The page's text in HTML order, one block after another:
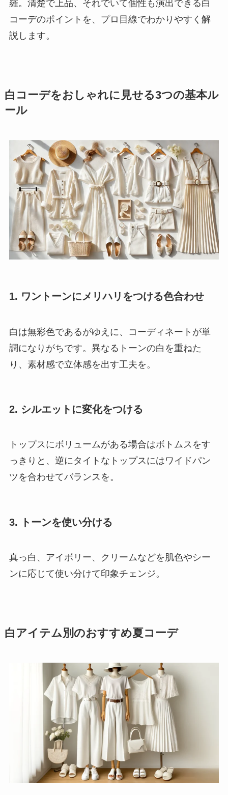
羅。清楚で上品、それでいて個性も演出できる白
コーデのポイントを、プロ目線でわかりやすく解
説します。
白コーデをおしゃれに見せる3つの基本ル
ール
1. ワントーンにメリハリをつける色合わせ
白は無彩色であるがゆえに、コーディネートが単
調になりがちです。異なるトーンの白を重ねた
り、素材感で立体感を出す工夫を。
2. シルエットに変化をつける
トップスにボリュームがある場合はボトムスをす
っきりと、逆にタイトなトップスにはワイドパン
ツを合わせてバランスを。
3. トーンを使い分ける
真っ白、アイボリー、クリームなどを肌色やシー
ンに応じて使い分けて印象チェンジ。
白アイテム別のおすすめ夏コーデ